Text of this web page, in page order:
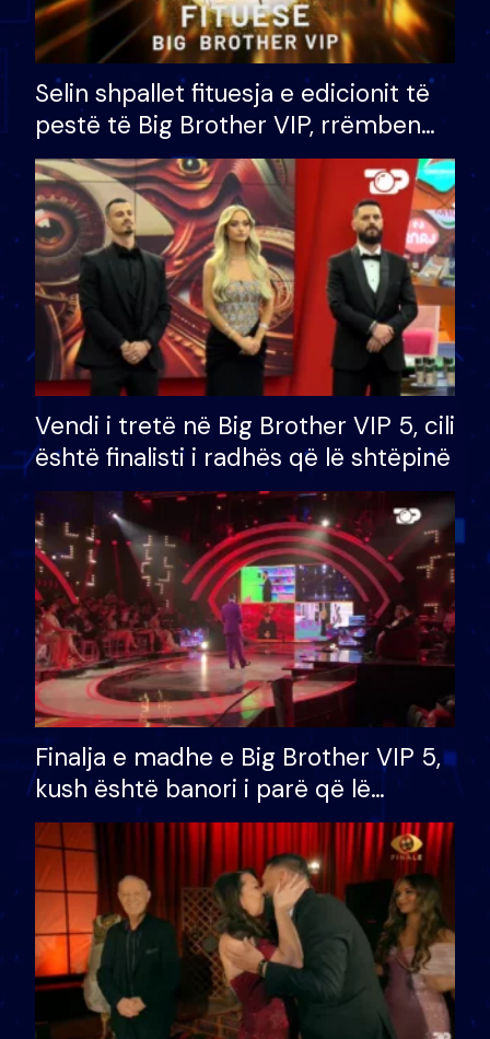
Selin shpallet fituesja e edicionit të
pestë të Big Brother VIP, rrëmben
çmimin e madh prej 100 mijë eurosh
Vendi i tretë në Big Brother VIP 5, cili
është finalisti i radhës që lë shtëpinë
Finalja e madhe e Big Brother VIP 5,
kush është banori i parë që lë
shtëpinë dhe humb mundësinë për
të fituar çmimin e madh